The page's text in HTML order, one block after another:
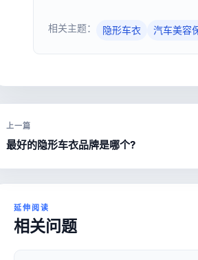
相关主题：
隐形车衣 汽车美容
上一篇
最好的隐形车衣品牌是哪个?
延伸阅读
相关问题